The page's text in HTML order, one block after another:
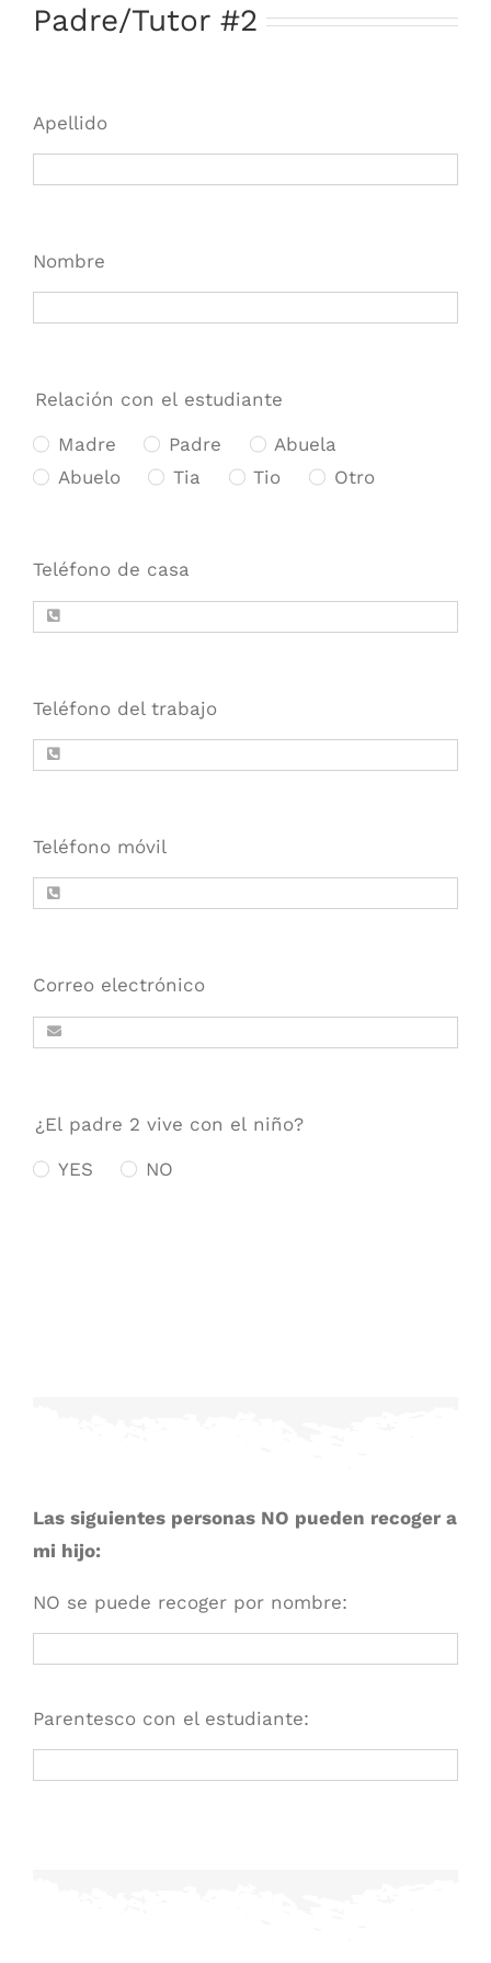
Padre/Tutor #2
Apellido
Nombre
Relación con el estudiante
Madre Padre
Abuela
Abuelo
Tia Tio Otro
Teléfono de casa
Teléfono del trabajo
Teléfono móvil
Correo electrónico
¿El padre 2 vive con el niño?
YES NO
Las siguientes personas NO pueden recoger a
mi hijo:
NO se puede recoger por nombre:
Parentesco con el estudiante: